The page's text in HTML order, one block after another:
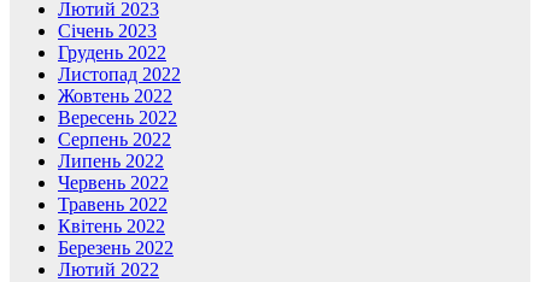
Лютий 2023
Січень 2023
Грудень 2022
Листопад 2022
Жовтень 2022
Вересень 2022
Серпень 2022
Липень 2022
Червень 2022
Травень 2022
Квітень 2022
Березень 2022
Лютий 2022